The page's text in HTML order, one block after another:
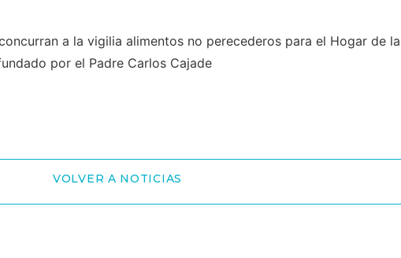
a la vigilia alimentos no perecederos para el Hogar de la
por el Padre Carlos Cajade
VOLVER A NOTICIAS